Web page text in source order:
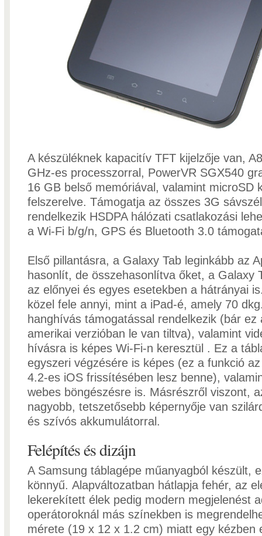
A készüléknek kapacitív TFT kijelzője van,
GHz-es processzorral, PowerVR SGX540
16 GB belső memóriával, valamint microSD
felszerelve. Támogatja az összes 3G
rendelkezik HSDPA hálózati csatlakozási
a Wi-Fi b/g/n, GPS és Bluetooth 3.0
Első pillantásra, a Galaxy Tab leginkább az
hasonlít, de összehasonlítva őket, a Galaxy
az előnyei és egyes esetekben a hátrányai
közel fele annyi, mint a iPad-é, amely 70
hanghívás támogatással rendelkezik (bár ez
amerikai verzióban le van tiltva), valamint
hívásra is képes Wi-Fi-n keresztül . Ez a
egyszeri végzésére is képes (ez a funkció
4.2-es iOS frissítésében lesz benne),
webes böngészésre is. Másrészről viszont,
nagyobb, tetszetősebb képernyője van
és szívós akkumulátorral.
Felépítés és dizájn
A Samsung táblagépe műanyagból készült,
könnyű. Alapváltozatban hátlapja fehér, az
lekerekített élek pedig modern megjelenést
operátoroknál más színekben is
mérete (19 x 12 x 1.2 cm) miatt egy kézben